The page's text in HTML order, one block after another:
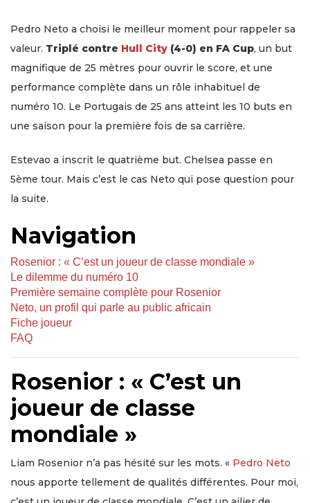
Pedro Neto a choisi le meilleur moment pour rappeler sa
valeur. Triplé contre Hull City (4-0) en FA Cup, un but
magnifique de 25 mètres pour ouvrir le score, et une
performance complète dans un rôle inhabituel de
numéro 10. Le Portugais de 25 ans atteint les 10 buts en
une saison pour la première fois de sa carrière.
Estevao a inscrit le quatrième but. Chelsea passe en
5ème tour. Mais c’est le cas Neto qui pose question pour
la suite.
Navigation
Rosenior : « C’est un joueur de classe mondiale »
Le dilemme du numéro 10
Première semaine complète pour Rosenior
Neto, un profil qui parle au public africain
Fiche joueur
FAQ
Rosenior : « C’est un
joueur de classe
mondiale »
Liam Rosenior n’a pas hésité sur les mots. « Pedro Neto
nous apporte tellement de qualités différentes. Pour moi,